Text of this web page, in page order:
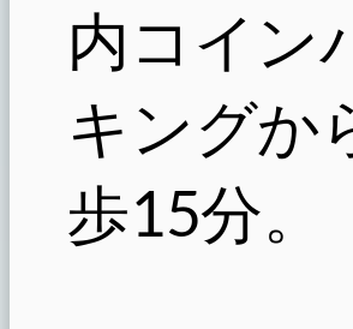
内コイン
キングか
歩15分。